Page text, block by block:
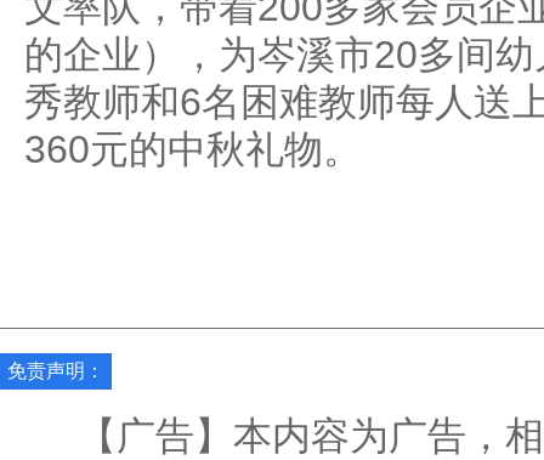
的企业），为岑溪市20多间
秀教师和6名困难教师每人送
360元的中秋礼物。
免责声明：
【广告】本内容为广告，相